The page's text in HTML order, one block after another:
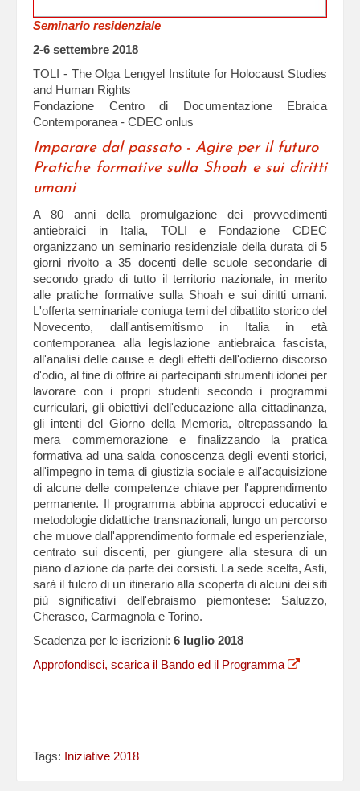
Seminario residenziale
2-6 settembre 2018
TOLI - The Olga Lengyel Institute for Holocaust Studies
and Human Rights
Fondazione Centro di Documentazione Ebraica
Contemporanea - CDEC onlus
Imparare dal passato - Agire per il futuro
Pratiche formative sulla Shoah e sui diritti
umani
A 80 anni della promulgazione dei provvedimenti
antiebraici in Italia, TOLI e Fondazione CDEC
organizzano un seminario residenziale della durata di 5
giorni rivolto a 35 docenti delle scuole secondarie di
secondo grado di tutto il territorio nazionale, in merito
alle pratiche formative sulla Shoah e sui diritti umani.
L'offerta seminariale coniuga temi del dibattito storico del
Novecento, dall'antisemitismo in Italia in età
contemporanea alla legislazione antiebraica fascista,
all'analisi delle cause e degli effetti dell'odierno discorso
d'odio, al fine di offrire ai partecipanti strumenti idonei per
lavorare con i propri studenti secondo i programmi
curriculari, gli obiettivi dell'educazione alla cittadinanza,
gli intenti del Giorno della Memoria, oltrepassando la
mera commemorazione e finalizzando la pratica
formativa ad una salda conoscenza degli eventi storici,
all'impegno in tema di giustizia sociale e all'acquisizione
di alcune delle competenze chiave per l'apprendimento
permanente. Il programma abbina approcci educativi e
metodologie didattiche transnazionali, lungo un percorso
che muove dall'apprendimento formale ed esperienziale,
centrato sui discenti, per giungere alla stesura di un
piano d'azione da parte dei corsisti. La sede scelta, Asti,
sarà il fulcro di un itinerario alla scoperta di alcuni dei siti
più significativi dell'ebraismo piemontese: Saluzzo,
Cherasco, Carmagnola e Torino.
Scadenza per le iscrizioni: 6 luglio 2018
Approfondisci, scarica il Bando ed il Programma
Tags: Iniziative 2018